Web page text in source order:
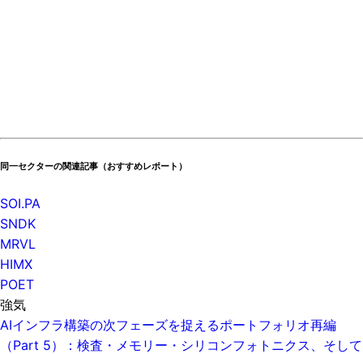
同一セクターの関連記事（おすすめレポート）
SOI.PA
SNDK
MRVL
HIMX
POET
強気
AIインフラ構築の次フェーズを捉えるポートフォリオ再編
（Part 5）：検査・メモリー・シリコンフォトニクス、そして